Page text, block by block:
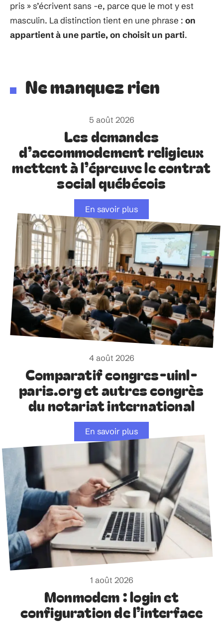
pris » s’écrivent sans -e, parce que le mot y est
masculin. La distinction tient en une phrase : on
appartient à une partie, on choisit un parti.
Ne manquez rien
5 août 2026
Les demandes
d’accommodement religieux
mettent à l’épreuve le contrat
social québécois
En savoir plus
4 août 2026
Comparatif congres-uinl-
paris.org et autres congrès
du notariat international
En savoir plus
1 août 2026
Monmodem : login et
configuration de l’interface